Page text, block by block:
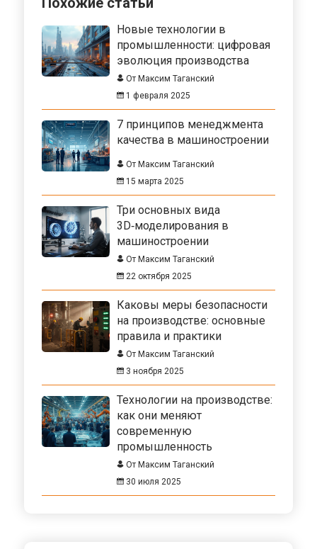
Новые технологии в
промышленности: цифровая
эволюция производства
От Максим Таганский
1 февраля 2025
7 принципов менеджмента
качества в машиностроении
От Максим Таганский
15 марта 2025
Три основных вида
3D‑моделирования в
машиностроении
От Максим Таганский
22 октября 2025
Каковы меры безопасности
на производстве: основные
правила и практики
От Максим Таганский
3 ноября 2025
Технологии на производстве:
как они меняют
современную
промышленность
От Максим Таганский
30 июля 2025